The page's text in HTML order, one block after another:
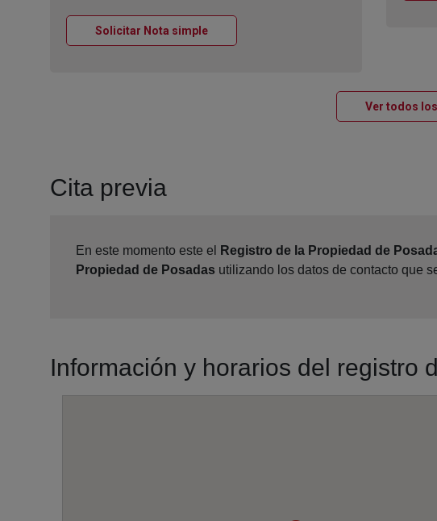
Solicitar Nota simpleVentana nueva
Ver todos
Cita previa
En este momento este el Registro de la Propiedad de
Propiedad de Posadas utilizando los datos de contacto que
Información y horarios del registro